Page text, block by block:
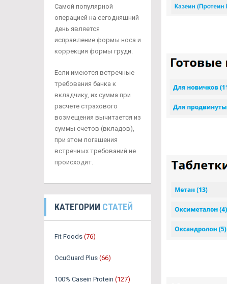
Самой популярной
операцией на сегодняшний
день является
исправление формы носа и
коррекция формы груди.
Если имеются встречные
требования банка к
вкладчику, их сумма при
расчете страхового
возмещения вычитается из
суммы счетов (вкладов),
при этом погашения
встречных требований не
происходит.
КАТЕГОРИИ СТАТЕЙ
Fit Foods (76)
OcuGuard Plus (66)
100% Casein Protein (127)